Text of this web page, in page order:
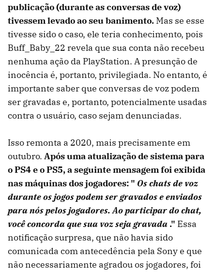
publicação (durante as conversas de voz)
tivessem levado ao seu banimento. Mas se esse
tivesse sido o caso, ele teria conhecimento, pois
Buff_Baby_22 revela que sua conta não recebeu
nenhuma ação da PlayStation. A presunção de
inocência é, portanto, privilegiada. No entanto, é
importante saber que conversas de voz podem
ser gravadas e, portanto, potencialmente usadas
contra o usuário, caso sejam denunciadas.
Isso remonta a 2020, mais precisamente em
outubro. Após uma atualização de sistema para
o PS4 e o PS5, a seguinte mensagem foi exibida
nas máquinas dos jogadores: " Os chats de voz
durante os jogos podem ser gravados e enviados
para nós pelos jogadores. Ao participar do chat,
você concorda que sua voz seja gravada ." Essa
notificação surpresa, que não havia sido
comunicada com antecedência pela Sony e que
não necessariamente agradou os jogadores, foi